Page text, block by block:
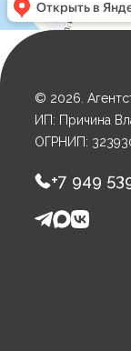
© 2026.
ИП: Причина
ОГРНИП:
+7 949